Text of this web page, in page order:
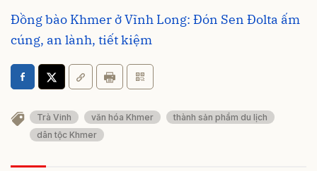
Đồng bào Khmer ở Vĩnh Long: Đón Sen Đolta ấm
cúng, an lành, tiết kiệm
Trà Vinh văn hóa Khmer
thành sản phẩm du lịch
dân tộc Khmer